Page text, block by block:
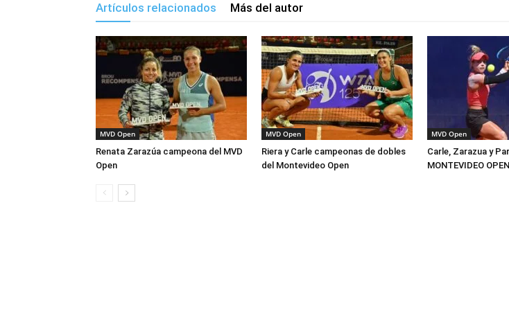
Artículos relacionados Más del autor
MVD Open
Renata Zarazúa campeona del MVD
Open
MVD Open
Riera y Carle campeonas de dobles
del Montevideo Open
MVD Open
Carle, Zarazua y
MONTEVIDEO OPEN